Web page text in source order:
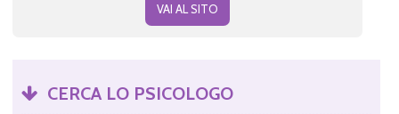
VAI AL SITO
CERCA LO PSICOLOGO